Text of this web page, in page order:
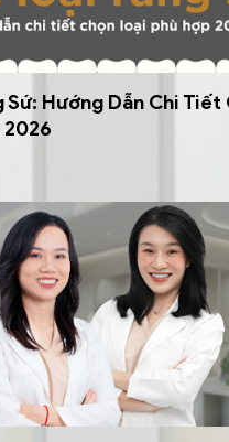
Sứ: Hướng Dẫn Chi Tiết
2026